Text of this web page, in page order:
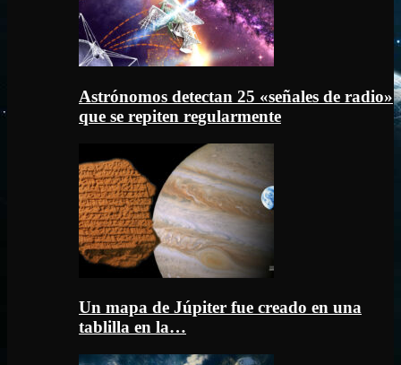
Astrónomos detectan 25 «señales de radio»
que se repiten regularmente
Un mapa de Júpiter fue creado en una
tablilla en la…